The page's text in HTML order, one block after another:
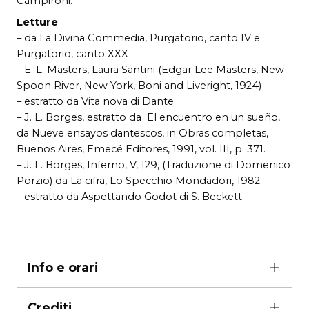
Letture
– da La Divina Commedia, Purgatorio, canto IV e
Purgatorio, canto XXX
– E. L. Masters, Laura Santini (Edgar Lee Masters, New
Spoon River, New York, Boni and Liveright, 1924)
– estratto da Vita nova di Dante
– J. L. Borges, estratto da El encuentro en un sueño,
da Nueve ensayos dantescos, in Obras completas,
Buenos Aires, Emecé Editores, 1991, vol. III, p. 371.
– J. L. Borges, Inferno, V, 129, (Traduzione di Domenico
Porzio) da La cifra, Lo Specchio Mondadori, 1982.
– estratto da Aspettando Godot di S. Beckett
Info e orari
ore 11.00